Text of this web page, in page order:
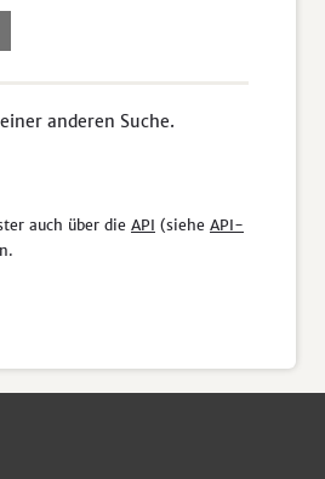
anderen Suche.
auch über die API (siehe API-